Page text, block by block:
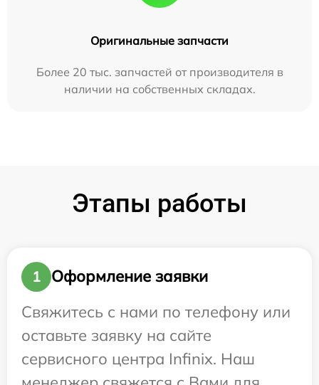
Оригинальные запчасти
Более 20 тыс. запчастей от производителя в
наличии на собственных складах.
Этапы работы
1
Оформление заявки
Свяжитесь с нами по телефону или
оставьте заявку на сайте
сервисного центра Infinix. Наш